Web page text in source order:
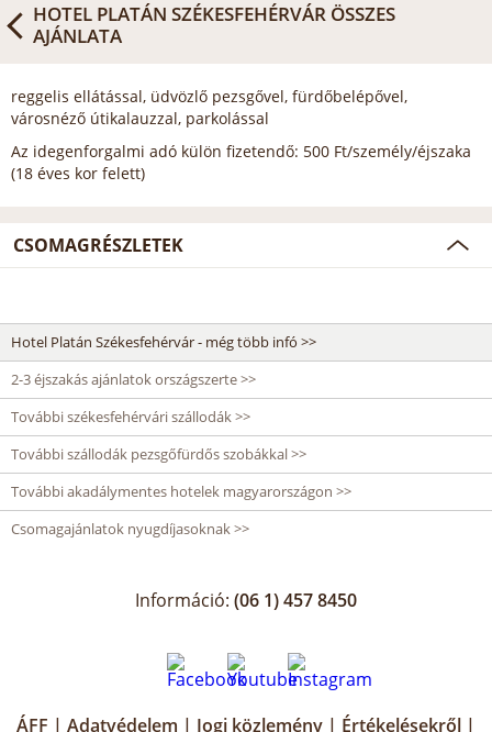
HOTEL PLATÁN SZÉKESFEHÉRVÁR ÖSSZES
AJÁNLATA
reggelis ellátással, üdvözlő pezsgővel, fürdőbelépővel,
városnéző útikalauzzal, parkolással
Az idegenforgalmi adó külön fizetendő: 500 Ft/személy/éjszaka
(18 éves kor felett)
CSOMAGRÉSZLETEK
Hotel Platán Székesfehérvár - még több infó >>
2-3 éjszakás ajánlatok országszerte >>
További székesfehérvári szállodák >>
További szállodák pezsgőfürdős szobákkal >>
További akadálymentes hotelek magyarországon >>
Csomagajánlatok nyugdíjasoknak >>
Információ: (06 1) 457 8450
ÁFF | Adatvédelem | Jogi közlemény | Értékelésekről |